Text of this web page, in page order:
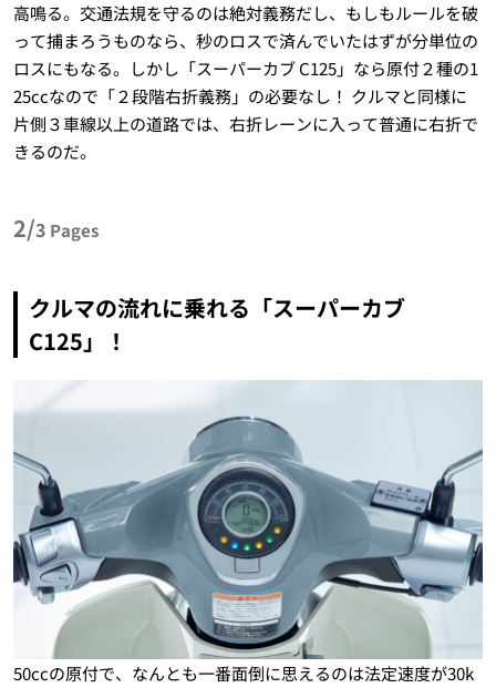
高鳴る。交通法規を守るのは絶対義務だし、もしもルールを破
って捕まろうものなら、秒のロスで済んでいたはずが分単位の
ロスにもなる。しかし「スーパーカブ C125」なら原付２種の1
25ccなので「２段階右折義務」の必要なし！ クルマと同様に
片側３車線以上の道路では、右折レーンに入って普通に右折で
きるのだ。
2/3 Pages
クルマの流れに乗れる「スーパーカブ
C125」！
50ccの原付で、なんとも一番面倒に思えるのは法定速度が30k